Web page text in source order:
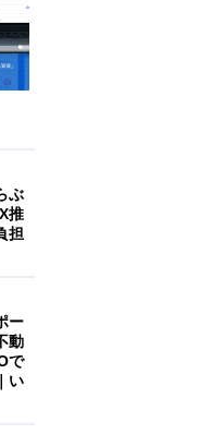
ぶ
推
担
ー
動
で
い